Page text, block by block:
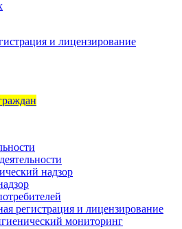
и лицензирование
надзор
регистрация и лицензирование
мониторинг